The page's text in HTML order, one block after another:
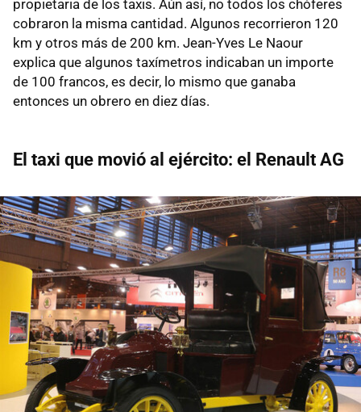
propietaria de los taxis. Aún así, no todos los chóferes
cobraron la misma cantidad. Algunos recorrieron 120
km y otros más de 200 km. Jean-Yves Le Naour
explica que algunos taxímetros indicaban un importe
de 100 francos, es decir, lo mismo que ganaba
entonces un obrero en diez días.
El taxi que movió al ejército: el Renault AG